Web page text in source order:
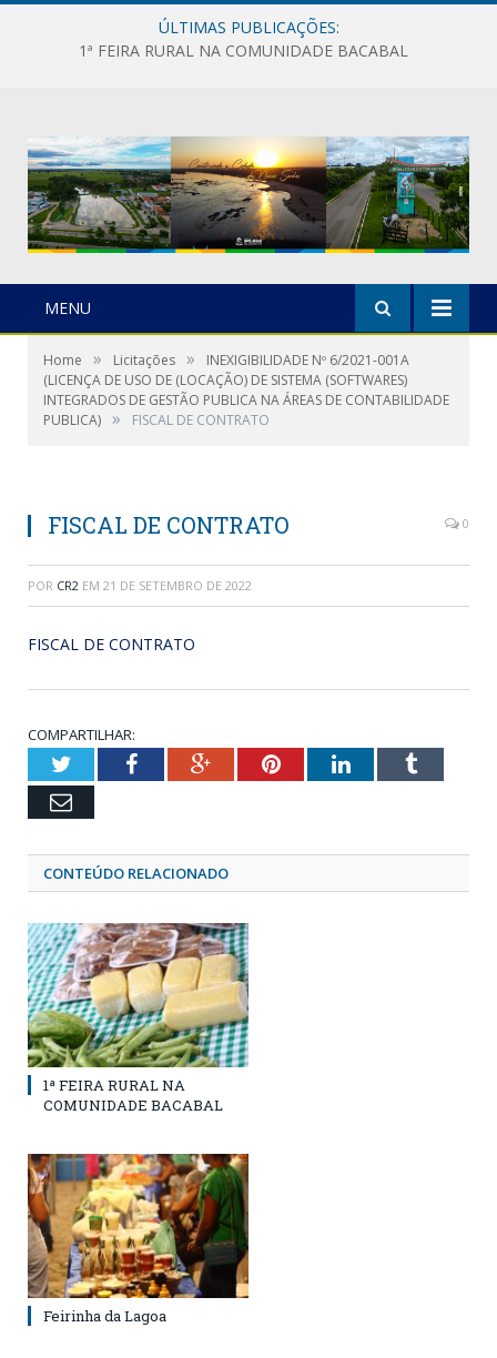
ÚLTIMAS PUBLICAÇÕES:
1ª FEIRA RURAL NA COMUNIDADE BACABAL
MENU
Home » Licitações »
INEXIGIBILIDADE Nº 6/2021-001A
(LICENÇA DE USO DE (LOCAÇÃO) DE SISTEMA (SOFTWARES)
INTEGRADOS DE GESTÃO PUBLICA NA ÁREAS DE CONTABILIDADE
PUBLICA) » FISCAL DE CONTRATO
FISCAL DE CONTRATO 0
POR CR2 EM 21 DE SETEMBRO DE 2022
FISCAL DE CONTRATO
COMPARTILHAR:
TwitterFacebookGoogle+PinterestLinkedInTumblr
Email
CONTEÚDO RELACIONADO
1ª FEIRA RURAL NA
COMUNIDADE BACABAL
Feirinha da Lagoa